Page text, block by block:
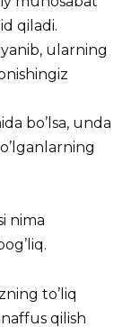
qiladi.
ularning
bo’lsa, unda
nima
to’liq
qilish